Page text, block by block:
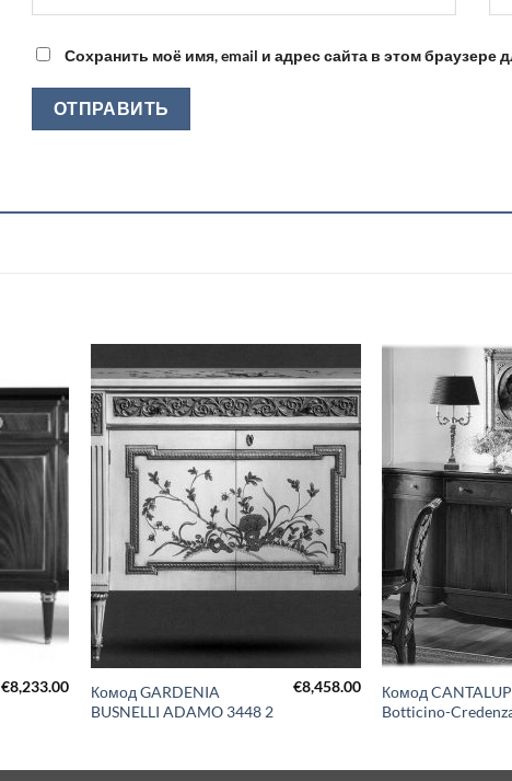
Сохранить моё имя, email и адрес сайта в этом
€8,233.00
Комод GARDENIA
BUSNELLI ADAMO 3448 2
€8,458.00
Комод
Botticino-